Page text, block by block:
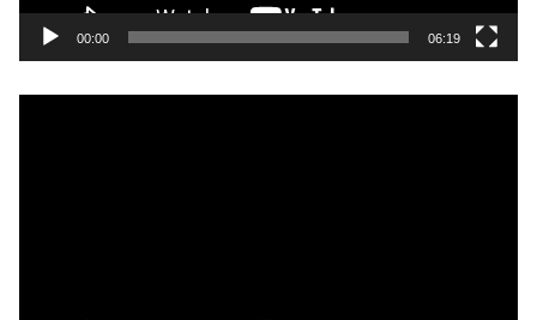
00:00 06:19